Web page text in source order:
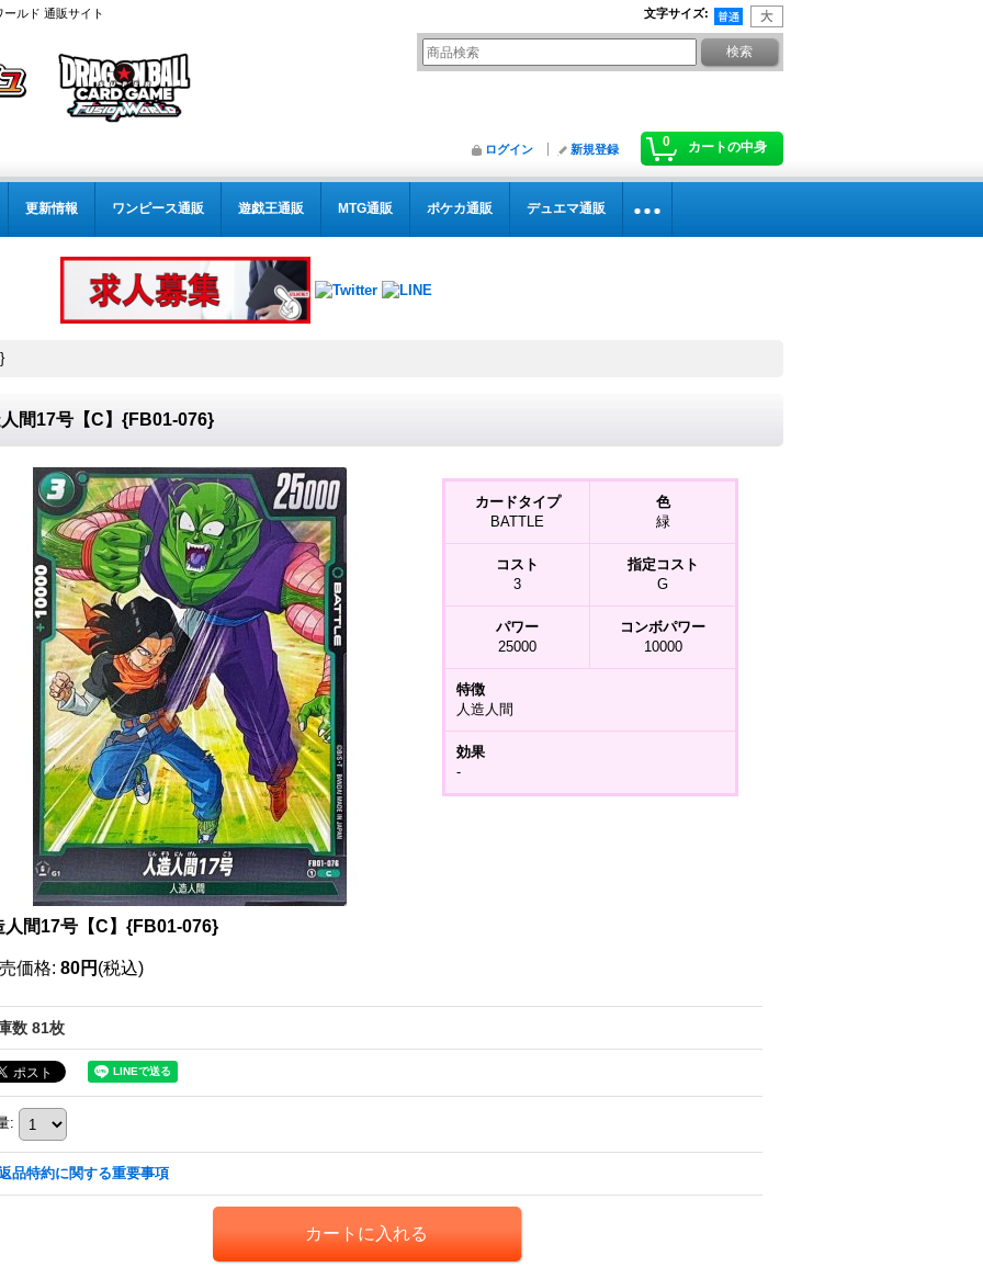
ルド 通販サイト 文字サイズ:
0 カートの中身
ログイン 新規登録
更新情報 ワンピース通販 遊戯王通販 MTG通販 ポケカ通販 デュエマ通販
間17号【C】{FB01-076}
カードタイプ
BATTLE
色
緑
コスト
3
指定コスト
G
パワー
25000
コンボパワー
10000
特徴
人造人間
効果
-
人間17号【C】{FB01-076}
価格: 80円 (税込)
数 81枚
:
品特約に関する重要事項